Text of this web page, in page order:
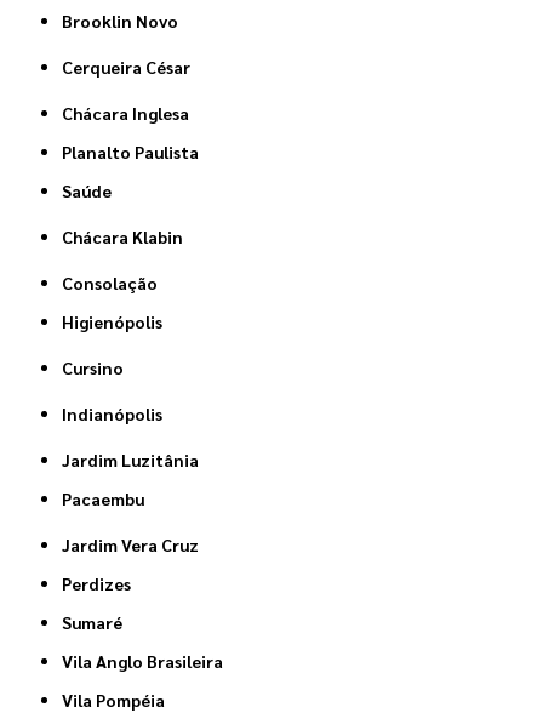
Brooklin Novo
Cerqueira César
Chácara Inglesa
Planalto Paulista
Saúde
Chácara Klabin
Consolação
Higienópolis
Cursino
Indianópolis
Jardim Luzitânia
Pacaembu
Jardim Vera Cruz
Perdizes
Sumaré
Vila Anglo Brasileira
Vila Pompéia